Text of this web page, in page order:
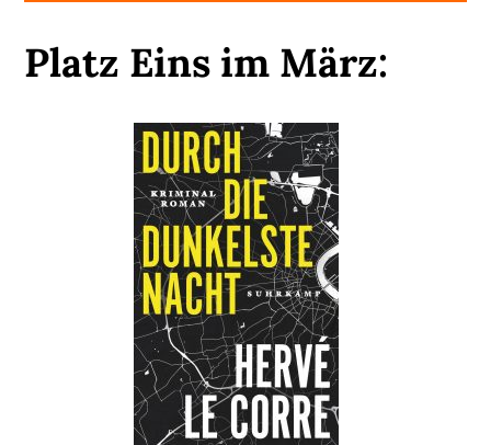
Platz Eins im März: